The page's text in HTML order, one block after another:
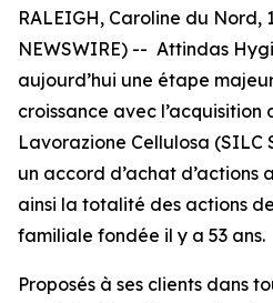
RALEIGH, Caroline du Nord,
NEWSWIRE) -- Attindas
aujourd’hui une étape
croissance avec
Lavorazione Cellulosa (SILC
un accord d’achat d’actions
ainsi la totalité des actions
familiale fondée il y a 53 ans.
Proposés à ses clients dans